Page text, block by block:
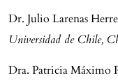
Dr. Julio Larenas
Universidad de Chile,
Dra. Patricia Máximo